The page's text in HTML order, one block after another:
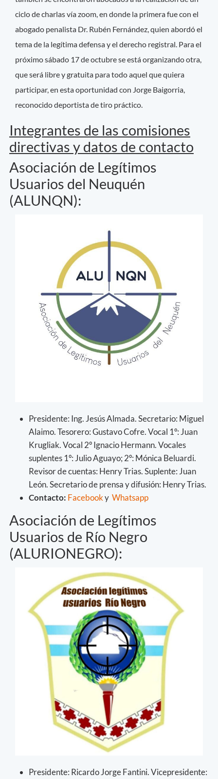
ciclo de charlas vía zoom, en donde la primera fue con el
abogado penalista Dr. Rubén Fernández, quien abordó el
tema de la legítima defensa y el derecho registral. Para el
próximo sábado 17 de octubre se está organizando otra,
que será libre y gratuita para todo aquel que quiera
participar, en esta oportunidad con Jorge Baigorria,
reconocido deportista de tiro práctico.
Integrantes de las comisiones
directivas y datos de contacto
Asociación de Legítimos
Usuarios del Neuquén
(ALUNQN):
Presidente: Ing. Jesús Almada. Secretario: Miguel
Alaimo. Tesorero: Gustavo Cofre. Vocal 1º: Juan
Krugliak. Vocal 2º Ignacio Hermann. Vocales
suplentes 1º: Julio Aguayo; 2º: Mónica Beluardi.
Revisor de cuentas: Henry Trias. Suplente: Juan
León. Secretario de prensa y difusión: Henry Trias.
Contacto: Facebooky Whatsapp
Asociación de Legítimos
Usuarios de Río Negro
(ALURIONEGRO):
Presidente: Ricardo Jorge Fantini. Vicepresidente: